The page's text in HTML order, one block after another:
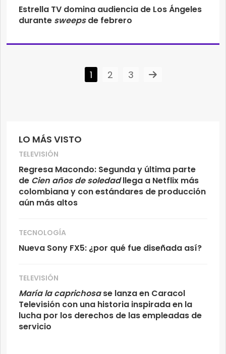
LO MÁS VISTO
TELEVISIÓN
Regresa Macondo: Segunda y última parte
de Cien años de soledadllega a Netflix más
colombiana y con estándares de producción
aún más altos
TECNOLOGÍA
Nueva Sony FX5: ¿por qué fue diseñada así?
TELEVISIÓN
María la caprichosase lanza en Caracol
Televisión con una historia inspirada en la
lucha por los derechos de las empleadas de
servicio
Estrella TV domina audiencia de Los Ángeles
durante sweepsde febrero
1 2 3